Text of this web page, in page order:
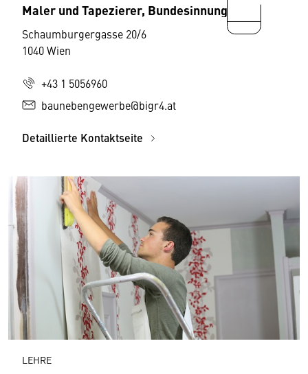
Maler und Tapezierer, Bundesinnung
Schaumburgergasse 20/6
1040 Wien
+43 1 5056960
baunebengewerbe@bigr4.at
Detaillierte Kontaktseite
LEHRE